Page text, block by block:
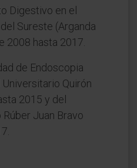
Digestivo en el
Sureste (Arganda
2008 hasta 2017.
de Endoscopia
Quirón
2015 y del
Juan Bravo